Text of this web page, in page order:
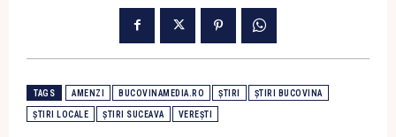
TAGS AMENZI BUCOVINAMEDIA.RO ȘTIRI ȘTIRI BUCOVINA
ȘTIRI LOCALE ȘTIRI SUCEAVA VEREȘTI